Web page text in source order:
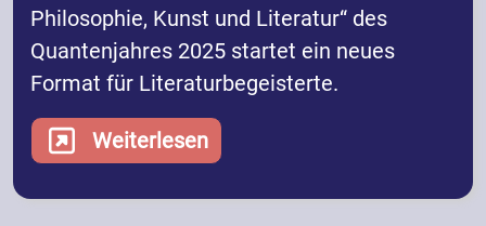
Philosophie, Kunst und Literatur“ des
Quantenjahres 2025 startet ein neues
Format für Literaturbegeisterte.
Weiterlesen